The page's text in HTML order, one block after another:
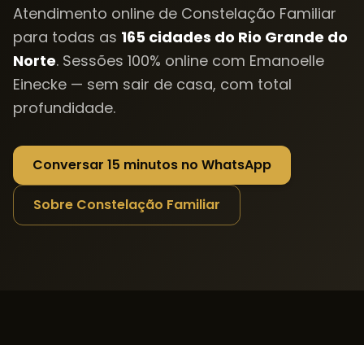
Atendimento online de Constelação Familiar
para todas as 165 cidades do Rio Grande do
Norte. Sessões 100% online com Emanoelle
Einecke — sem sair de casa, com total
profundidade.
Conversar 15 minutos no WhatsApp
Sobre Constelação Familiar